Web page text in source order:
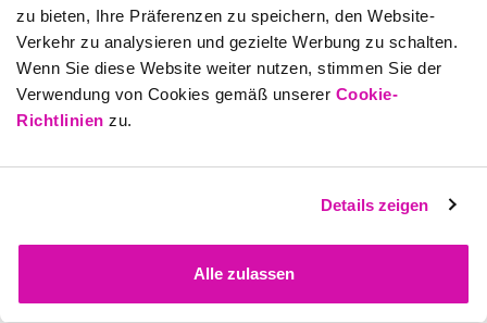
zu bieten, Ihre Präferenzen zu speichern, den Website-
Verkehr zu analysieren und gezielte Werbung zu schalten.
Wenn Sie diese Website weiter nutzen, stimmen Sie der
Verwendung von Cookies gemäß unserer Cookie-
Richtlinien zu.
Details zeigen
Alle zulassen